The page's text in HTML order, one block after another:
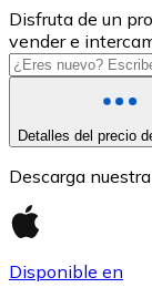
USD Coin
USDC
Disfruta de un
vender e
Detalles del precio
Descarga
Disponible en